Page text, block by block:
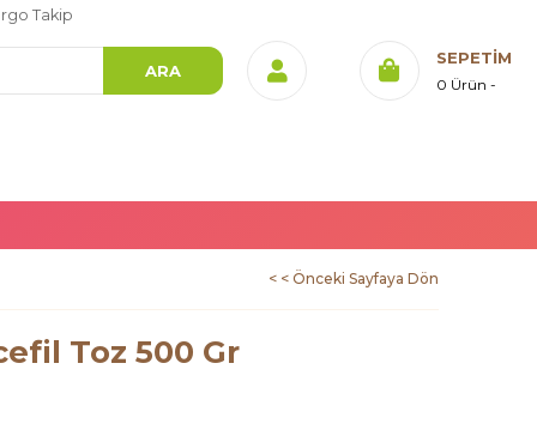
SEPETIM
0 Ürün
Takip
< < Önceki Sayfaya Dön
Toz 500 Gr